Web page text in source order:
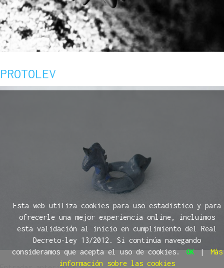
PROTOLEV
Esta web utiliza cookies para uso estadistico y para
ofrecerle una mejor experiencia online, incluimos
esta validación al inicio en cumplimiento del Real
Decreto-ley 13/2012. Si continúa navegando
consideramos que acepta el uso de cookies. OK | Más
información sobre las cookies